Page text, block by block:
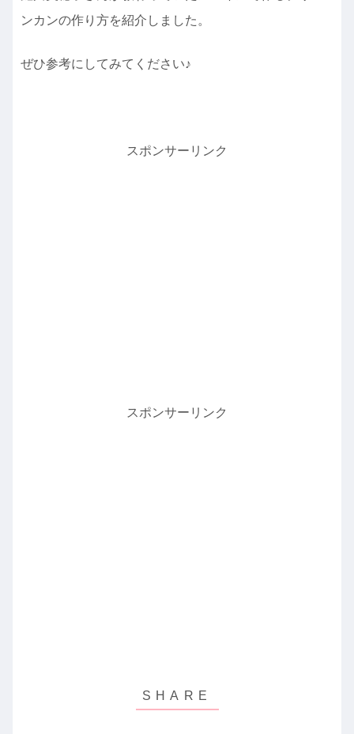
ンカンの作り方を紹介しました。
ぜひ参考にしてみてください♪
スポンサーリンク
スポンサーリンク